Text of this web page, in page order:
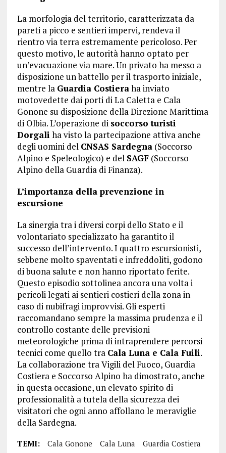
La morfologia del territorio, caratterizzata da
pareti a picco e sentieri impervi, rendeva il
rientro via terra estremamente pericoloso. Per
questo motivo, le autorità hanno optato per
un’evacuazione via mare. Un privato ha messo a
disposizione un battello per il trasporto iniziale,
mentre la Guardia Costieraha inviato
motovedette dai porti di La Caletta e Cala
Gonone su disposizione della Direzione Marittima
di Olbia. L’operazione di soccorso turisti
Dorgali ha visto la partecipazione attiva anche
degli uomini del CNSAS Sardegna(Soccorso
Alpino e Speleologico) e del SAGF(Soccorso
Alpino della Guardia di Finanza).
L’importanza della prevenzione in
escursione
La sinergia tra i diversi corpi dello Stato e il
volontariato specializzato ha garantito il
successo dell’intervento. I quattro escursionisti,
sebbene molto spaventati e infreddoliti, godono
di buona salute e non hanno riportato ferite.
Questo episodio sottolinea ancora una volta i
pericoli legati ai sentieri costieri della zona in
caso di nubifragi improvvisi. Gli esperti
raccomandano sempre la massima prudenza e il
controllo costante delle previsioni
meteorologiche prima di intraprendere percorsi
tecnici come quello tra Cala Luna e Cala Fuili.
La collaborazione tra Vigili del Fuoco, Guardia
Costiera e Soccorso Alpino ha dimostrato, anche
in questa occasione, un elevato spirito di
professionalità a tutela della sicurezza dei
visitatori che ogni anno affollano le meraviglie
della Sardegna.
TEMI: Cala Gonone Cala Luna
Guardia Costiera